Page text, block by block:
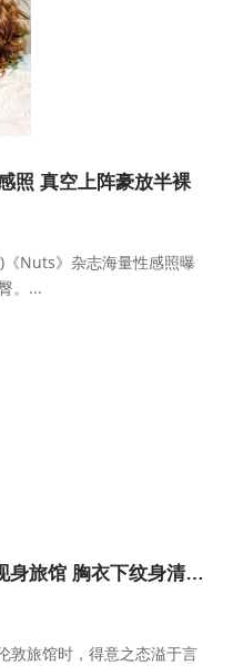
照 真空上阵豪放半裸
Nuts》杂志海量性感照曝
。...
蕾哈娜背带裤搭配黑色胸衣现身旅馆 胸衣下纹身清晰可见
敦旅馆时，得意之态溢于言